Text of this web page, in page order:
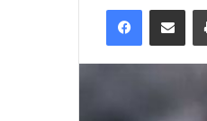
FacebookDistribuie prin e-mail